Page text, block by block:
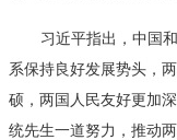
习近平指出，中国
系保持良好发展势头，
硕，两国人民友好更加
统先生一道努力，推动